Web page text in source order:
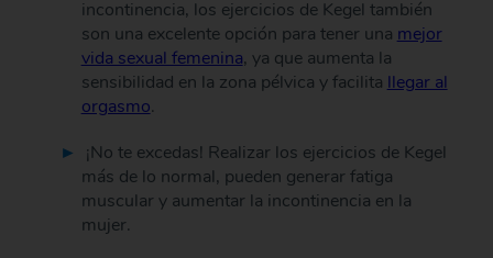
incontinencia, los ejercicios de Kegel también
son una excelente opción para tener una mejor
vida sexual femenina, ya que aumenta la
sensibilidad en la zona pélvica y facilita llegar al
orgasmo.
¡No te excedas! Realizar los ejercicios de Kegel
más de lo normal, pueden generar fatiga
muscular y aumentar la incontinencia en la
mujer.